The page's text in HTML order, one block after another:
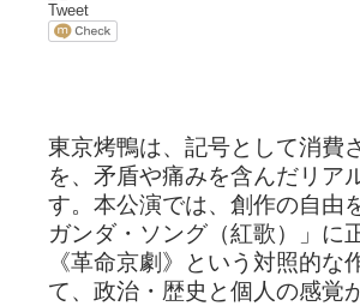
Tweet
東京烤鴨は、記号として消費
を、矛盾や痛みを含んだリア
す。本公演では、創作の自由
ガンダ・ソング（紅歌）」に
《革命京劇》という対照的
て、政治・歴史と個人の感覚